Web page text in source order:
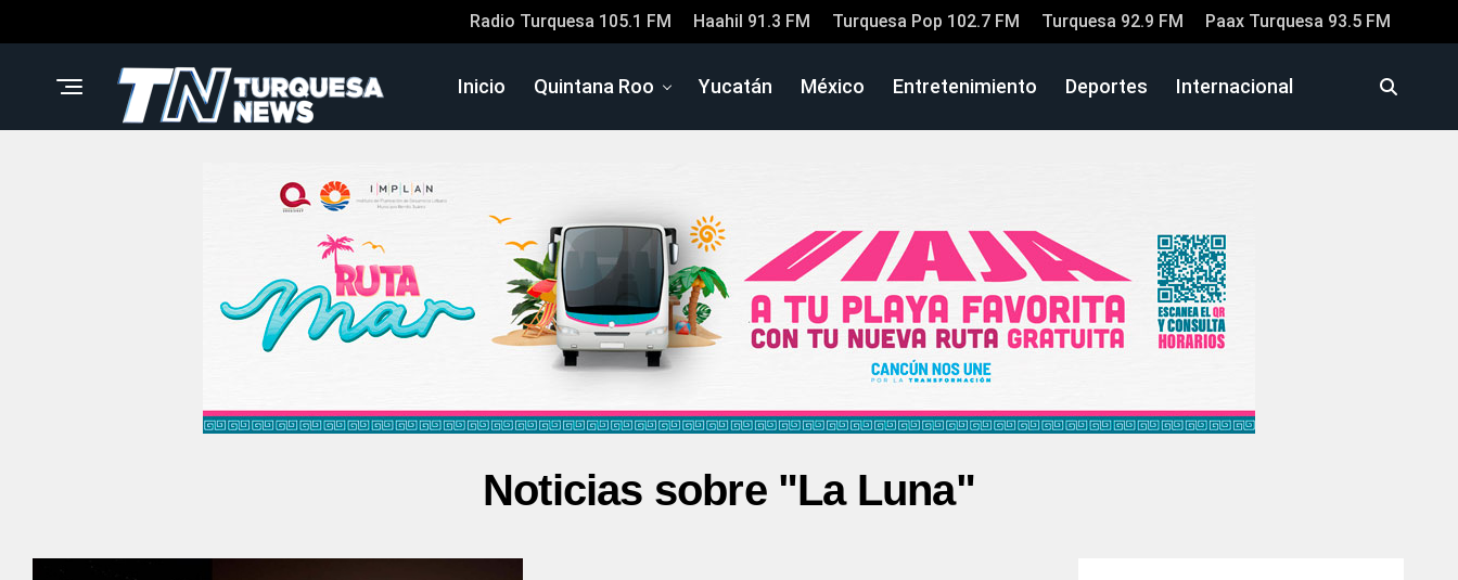
Radio Turquesa 105.1 FM Haahil 91.3 FM Turquesa Pop 102.7 FM Turquesa 92.9 FM Paax Turquesa 93.5 FM
Inicio Quintana Roo Yucatán México Entretenimiento Deportes Internacional
Noticias sobre "La Luna"